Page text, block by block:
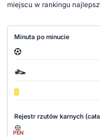
miejscu w rankingu
Minuta po minucie
Rejestr rzutów karnych
PEN